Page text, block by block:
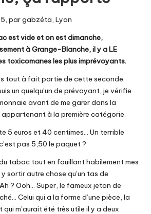
par gabzéta, Lyon
est vide et on est dimanche,
à Grange-Blanche, il y a LE
toxicomanes les plus imprévoyants.
tout à fait partie de cette seconde
un quelqu’un de prévoyant, je vérifie
avant de me garer dans la
à la première catégorie.
5 euros et 40 centimes… Un terrible
pas 5,50 le paquet ?
tabac tout en fouillant habilement mes
sortir autre chose qu’un tas de
? Ooh… Super, le fameux jeton de
Celui qui a la forme d’une pièce, la
qui m’aurait été très utile il y a deux